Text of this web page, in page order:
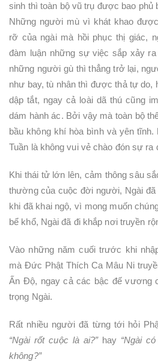
sinh thì toàn bộ vũ trụ được bao phủ
Những người mù vì khát khao
rỡ của ngài mà hồi phục thị giác,
đàm luận những sự việc sắp xảy
những người gù thì thẳng trở lại,
như bay, tù nhân thì được thả tự do,
dập tắt, ngay cả loài dã thú cũng
dám hành ác. Bởi vậy mà toàn bộ
bầu không khí hòa bình và yên
Tuần là không vui vẻ chào đón sự ra
Khi thái tử lớn lên, cảm thông sâu
thường của cuộc đời người, Ngài đã
khi đã khai ngộ, vì mong muốn
bể khổ, Ngài đã đi khắp nơi truyền
Vào những năm cuối trước khi
mà Đức Phật Thích Ca Mâu Ni
Ấn Độ, ngay cả các bậc đế vương
trọng Ngài.
Rất nhiều người đã từng tới hỏi
“Ngài rốt cuộc là ai?”hay “Ngài
không?”